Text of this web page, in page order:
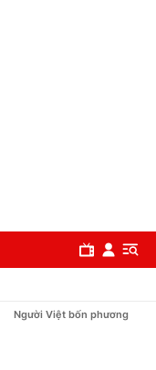
Người Việt bốn phương